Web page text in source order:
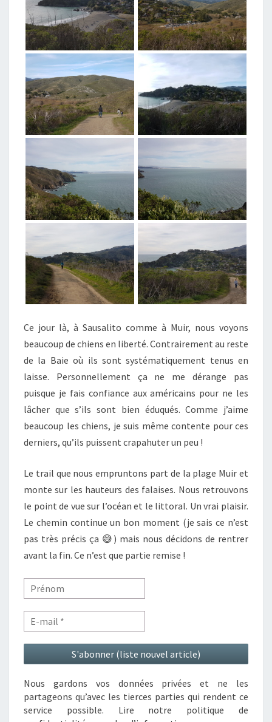
Ce jour là, à Sausalito comme à Muir, nous voyons
beaucoup de chiens en liberté. Contrairement au reste
de la Baie où ils sont systématiquement tenus en
laisse. Personnellement ça ne me dérange pas
puisque je fais confiance aux américains pour ne les
lâcher que s’ils sont bien éduqués. Comme j’aime
beaucoup les chiens, je suis même contente pour ces
derniers, qu’ils puissent crapahuter un peu !
Le trail que nous empruntons part de la plage Muir et
monte sur les hauteurs des falaises. Nous retrouvons
le point de vue sur l’océan et le littoral. Un vrai plaisir.
Le chemin continue un bon moment (je sais ce n’est
pas très précis ça 😅) mais nous décidons de rentrer
avant la fin. Ce n’est que partie remise !
Nous gardons vos données privées et ne les
partageons qu’avec les tierces parties qui rendent ce
service possible. Lire notre politique de